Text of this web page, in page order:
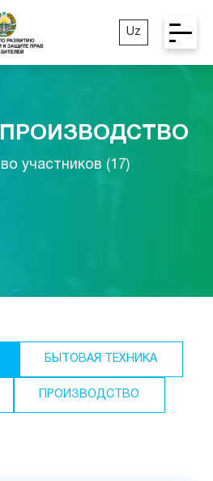
Uz
участников (17)
БЫТОВАЯ ТЕХНИКА
ПРОИЗВОДСТВО